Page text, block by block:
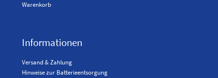
Warenkorb
Informationen
Versand & Zahlung
Hinweise zur Batterieentsorgung